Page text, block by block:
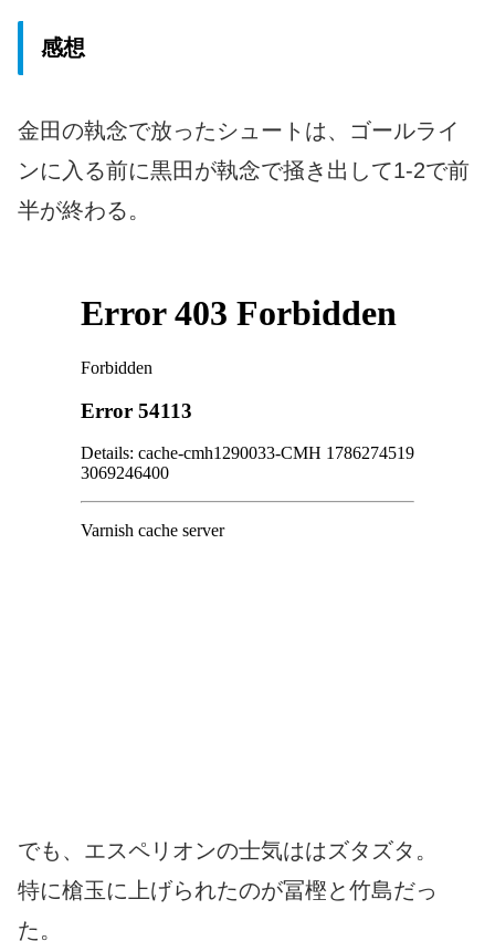
感想
金田の執念で放ったシュートは、ゴールライ
ンに入る前に黒田が執念で掻き出して1-2で前
半が終わる。
でも、エスペリオンの士気ははズタズタ。
特に槍玉に上げられたのが冨樫と竹島だっ
た。